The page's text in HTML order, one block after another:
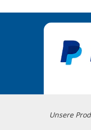
Unsere